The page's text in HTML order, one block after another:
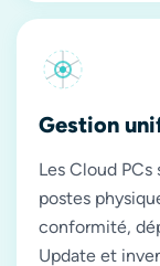
Gestion
Les Cloud
postes
conformité,
Update et